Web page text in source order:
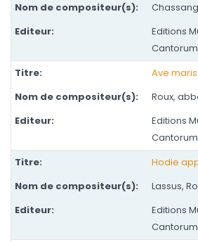
Editions
Cantorum
Ave
Roux,
Editions
Cantorum
Hodie
Lassus,
Editions
Cantorum